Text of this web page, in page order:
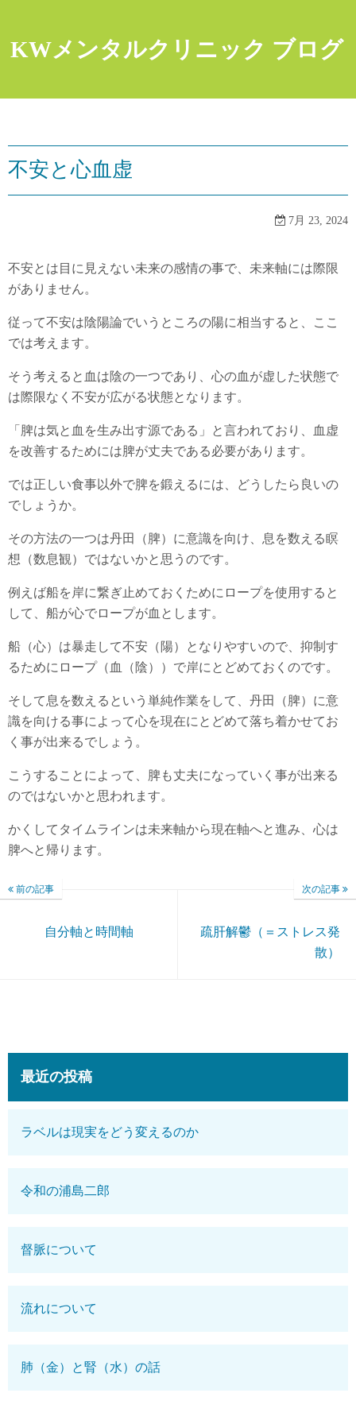
ッ
プ
KWメンタルクリニック ブログ
不安と心血虚
7月 23, 2024
不安とは目に見えない未来の感情の事で、未来軸には際限
がありません。
従って不安は陰陽論でいうところの陽に相当すると、ここ
では考えます。
そう考えると血は陰の一つであり、心の血が虚した状態で
は際限なく不安が広がる状態となります。
「脾は気と血を生み出す源である」と言われており、血虚
を改善するためには脾が丈夫である必要があります。
では正しい食事以外で脾を鍛えるには、どうしたら良いの
でしょうか。
その方法の一つは丹田（脾）に意識を向け、息を数える瞑
想（数息観）ではないかと思うのです。
例えば船を岸に繋ぎ止めておくためにロープを使用すると
して、船が心でロープが血とします。
船（心）は暴走して不安（陽）となりやすいので、抑制す
るためにロープ（血（陰））で岸にとどめておくのです。
そして息を数えるという単純作業をして、丹田（脾）に意
識を向ける事によって心を現在にとどめて落ち着かせてお
く事が出来るでしょう。
こうすることによって、脾も丈夫になっていく事が出来る
のではないかと思われます。
かくしてタイムラインは未来軸から現在軸へと進み、心は
脾へと帰ります。
前の記事
自分軸と時間軸
次の記事
疏肝解鬱（＝ストレス発
散）
最近の投稿
ラベルは現実をどう変えるのか
令和の浦島二郎
督脈について
流れについて
肺（金）と腎（水）の話